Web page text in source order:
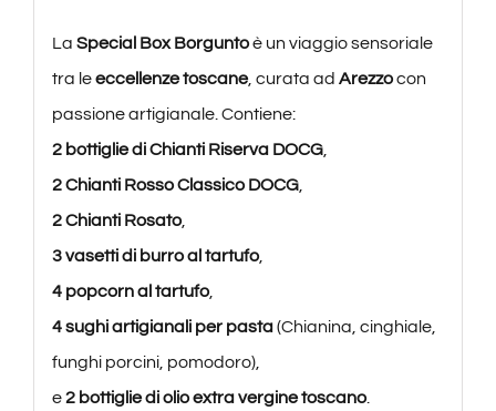
La Special Box Borguntoè un viaggio sensoriale
tra leeccellenze toscane, curata ad Arezzocon
passione artigianale. Contiene:
2 bottiglie di Chianti Riserva DOCG,
2 Chianti Rosso Classico DOCG,
2 Chianti Rosato,
3 vasetti di burro al tartufo,
4 popcorn al tartufo,
4 sughi artigianali per pasta(Chianina, cinghiale,
funghi porcini, pomodoro),
e2 bottiglie di olio extra vergine toscano.